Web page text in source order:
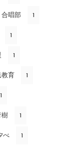
合唱部 1
1
1
育 1
1
1
べ 1